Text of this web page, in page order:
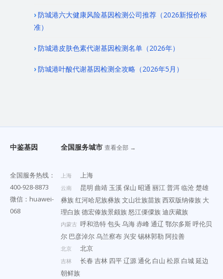
防城港六大健康风险基因检测公司推荐（2026新报价标
准）
防城港皮肤色素代谢基因检测名单（2026年）
防城港叶酸代谢基因检测全攻略（2026年5月）
中鉴基因
全国服务热线：
400-928-8873
微信：huawei-
068
全国服务城市 查看全部 →
上海 上海
云南 昆明 曲靖 玉溪保山 昭通 丽江普洱临沧楚雄
彝族红河哈尼族彝族文山壮族苗族西双版纳傣族 大
理白族德宏傣族景颇族怒江傈僳族迪庆藏族
内蒙古 呼和浩特包头乌海赤峰通辽 鄂尔多斯呼伦贝
尔 巴彦淖尔乌兰察布 兴安锡林郭勒 阿拉善
北京 北京
吉林 长春 吉林 四平辽源通化 白山 松原 白城延边
朝鲜族